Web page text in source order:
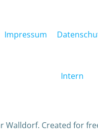
Impressum
Intern
Walldorf. Created for